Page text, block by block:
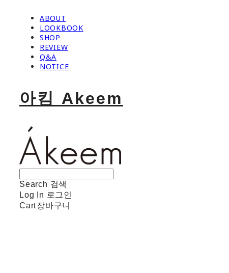
ABOUT
LOOKBOOK
SHOP
REVIEW
Q&A
NOTICE
아킴 Akeem
Search 검색
Log In 로그인
Cart장바구니